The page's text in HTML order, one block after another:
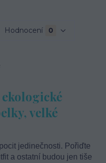
Hodnocení 0
velké
jedinečnosti. Pořiďte
a ostatní budou jen tiše